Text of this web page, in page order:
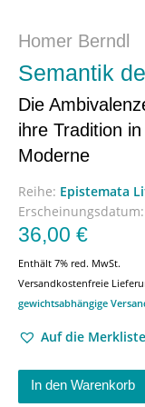
Homer Berndl
Semantik
Die
ihre Tradition
Moderne
Reihe: Epistemata
Erscheinungsdatum:
36,00 €
Enthält 7% red. MwSt.
Versandkostenfreie
gewichtsabhängige
Auf die Merkliste
In den Warenkorb